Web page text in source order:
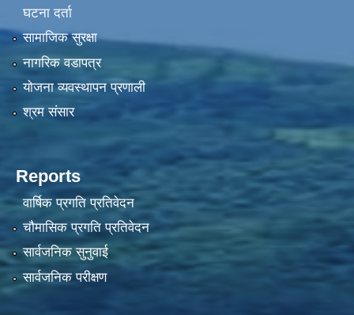
घटना दर्ता
सामाजिक सुरक्षा
नागरिक वडापत्र
योजना व्यवस्थापन प्रणाली
श्रम संसार
Reports
वार्षिक प्रगति प्रतिवेदन
चौमासिक प्रगति प्रतिवेदन
सार्वजनिक सुनुवाई
सार्वजनिक परीक्षण